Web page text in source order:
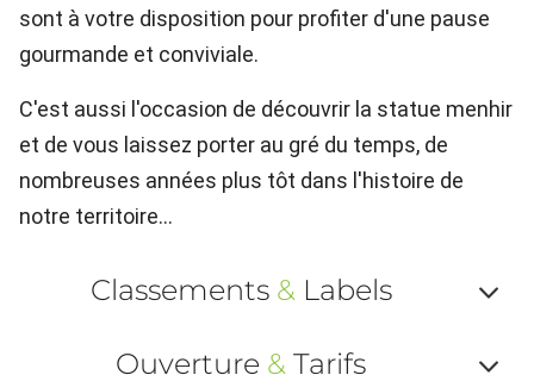
sont à votre disposition pour profiter d'une pause
gourmande et conviviale.
C'est aussi l'occasion de découvrir la statue menhir
et de vous laissez porter au gré du temps, de
nombreuses années plus tôt dans l'histoire de
notre territoire...
Classements &Labels
Ouverture & Tarifs